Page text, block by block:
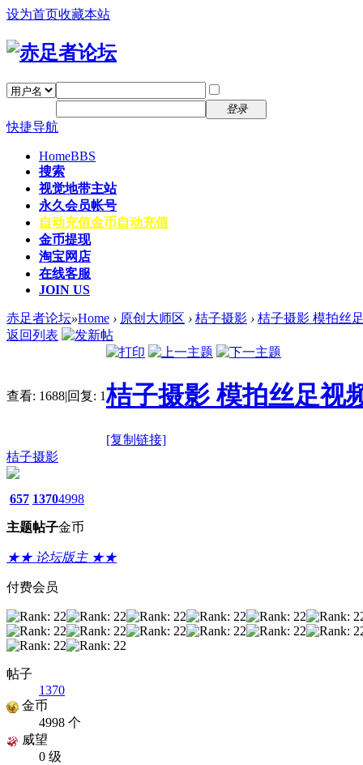
设为首页收藏本站
登录
快捷导航
HomeBBS
搜索
视觉地带主站
永久会员帐号
自动充值金币自动充值
金币提现
淘宝网店
在线客服
JOIN US
赤足者论坛»Home › 原创大师区 › 桔子摄影 › 桔子摄影 模拍丝
返回列表
查看: 1688|回复: 1桔子摄影 模拍丝足视
[复制链接]
桔子摄影
657
主题
1370
帖子
4998
金币
★★ 论坛版主 ★★
付费会员
帖子
1370
金币
4998 个
威望
0 级